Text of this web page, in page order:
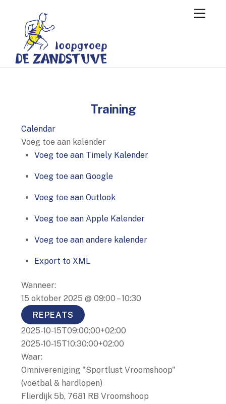
content
Menu
Training
Calendar
Voeg toe aan kalender
Voeg toe aan Timely Kalender
Voeg toe aan Google
Voeg toe aan Outlook
Voeg toe aan Apple Kalender
Voeg toe aan andere kalender
Export to XML
Wanneer:
15 oktober 2025 @ 09:00 – 10:30
REPEATS
2025-10-15T09:00:00+02:00
2025-10-15T10:30:00+02:00
Waar:
Omnivereniging "Sportlust Vroomshoop"
(voetbal & hardlopen)
Flierdijk 5b, 7681 RB Vroomshoop